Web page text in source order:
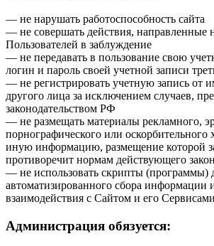
— не нарушать работоспособность сайта
— не совершать действия, направленные
Пользователей в заблуждение
— не передавать в пользование свою
логин и пароль своей учетной записи
— не регистрировать учетную запись от
другого лица за исключением случаев,
законодательством РФ
— не размещать материалы рекламного,
порнографического или оскорбительного
иную информацию, размещение которой
противоречит нормам действующего
— не использовать скрипты (программы)
автоматизированного сбора информации
взаимодействия с Сайтом и его Сервисами
Администрация обязуется: